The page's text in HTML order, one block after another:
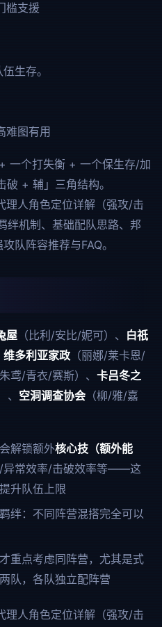
槛支援
生存。
难图有用
一个打失衡 + 一个保生存/加
+ 辅」三角结构。
理人角色定位详解（强攻/击
绊机制、基础配队思路、邦
队阵容推荐与FAQ。
屋 （比利/安比/妮可）、 白祇
维多利亚家政 （丽娜/莱卡恩/
朱鸢/青衣/赛斯）、 卡吕冬之
空洞调查协会 （柳/雅/嘉
解锁额外核心技（额外能
/异常效率/击破效率等——这
升队伍上限
绊：不同阵营混搭完全可以
重点考虑同阵营，尤其是式
队，各队独立配阵营
理人角色定位详解（强攻/击